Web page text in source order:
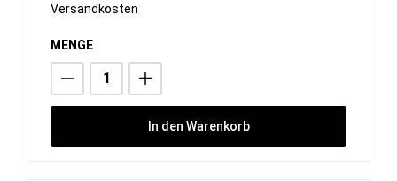
Versandkosten
MENGE
In den Warenkorb